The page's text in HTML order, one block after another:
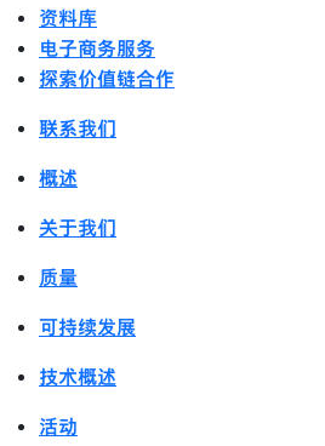
资料库
电子商务服务
探索价值链合作
联系我们
概述
关于我们
质量
可持续发展
技术概述
活动